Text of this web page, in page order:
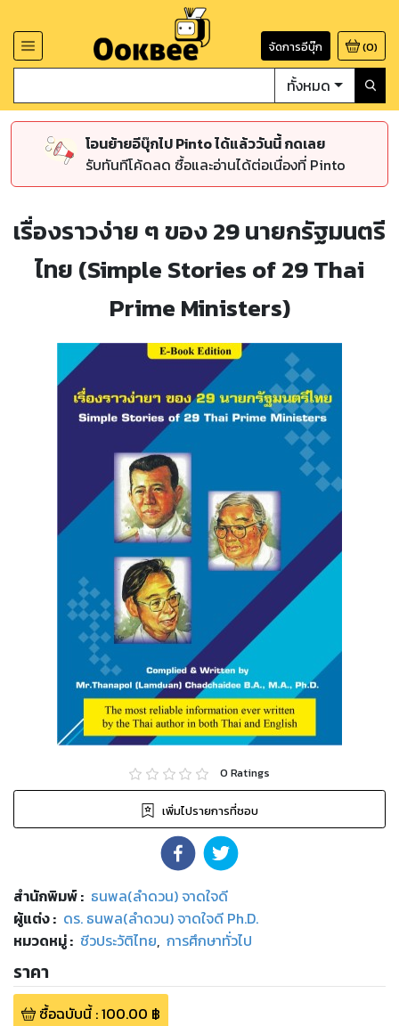
จัดการอีบุ๊ก (0)
ทั้งหมด
โอนย้ายอีบุ๊กไป Pinto ได้แล้ววันนี้ กดเลย
รับทันทีโค้ดลด ซื้อและอ่านได้ต่อเนื่องที่ Pinto
เรื่องราวง่าย ๆ ของ 29 นายกรัฐมนตรี
ไทย (Simple Stories of 29 Thai
Prime Ministers)
0 Ratings
เพิ่มไปรายการที่ชอบ
สำนักพิมพ์: ธนพล(ลำดวน) จาดใจดี
ผู้แต่ง : ดร. ธนพล(ลำดวน) จาดใจดี Ph.D.
หมวดหมู่: ชีวประวัติไทย, การศึกษาทั่วไป
ราคา
ซื้อฉบับนี้:100.00 ฿